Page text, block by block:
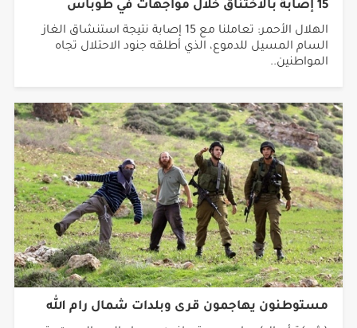
الهلال الأحمر: تعاملنا مع 15 إصابة نتيجة استنشاق الغاز
السام المسيل للدموع، الذي أطلقه جنود الاحتلال تجاه
المواطنين..
مستوطنون يهاجمون قرى وبلدات شمال رام الله
(شبكة أجيال)- هاجم مستوطنون، مساء اليوم السبت، قرى